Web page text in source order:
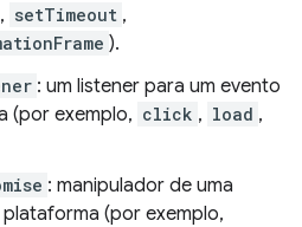
setTimeout ,
).
: um listener para um evento
(por exemplo, click , load ,
: manipulador de uma
(por exemplo,